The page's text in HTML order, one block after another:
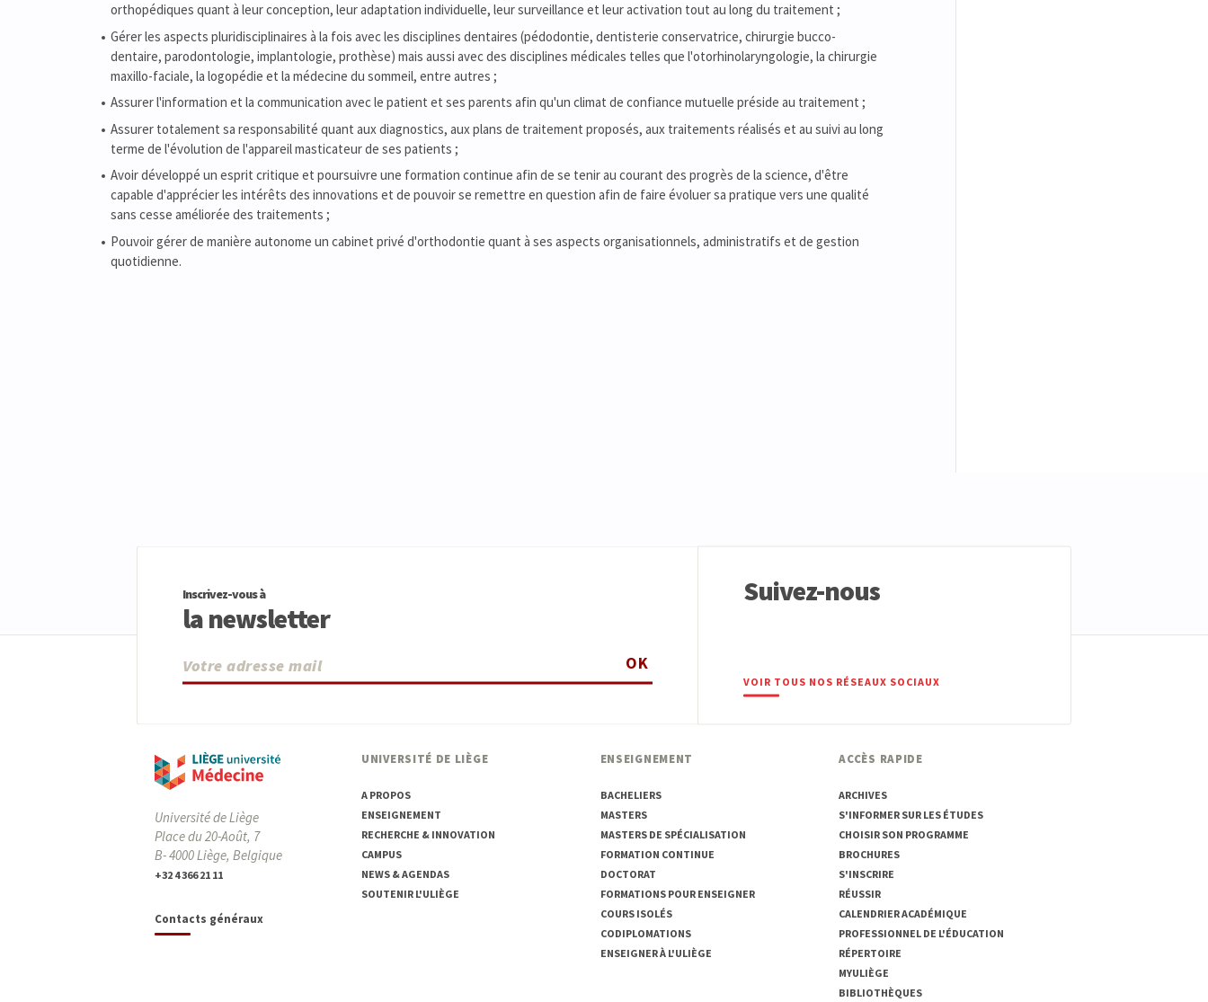
orthopédiques quant à leur conception, leur adaptation individuelle, leur surveillance et leur activation tout au long du traitement ;
Gérer les aspects pluridisciplinaires à la fois avec les disciplines dentaires (pédodontie, dentisterie conservatrice, chirurgie bucco-
dentaire, parodontologie, implantologie, prothèse) mais aussi avec des disciplines médicales telles que l'otorhinolaryngologie, la chirurgie
maxillo-faciale, la logopédie et la médecine du sommeil, entre autres ;
Assurer l'information et la communication avec le patient et ses parents afin qu'un climat de confiance mutuelle préside au traitement ;
Assurer totalement sa responsabilité quant aux diagnostics, aux plans de traitement proposés, aux traitements réalisés et au suivi au long
terme de l'évolution de l'appareil masticateur de ses patients ;
Avoir développé un esprit critique et poursuivre une formation continue afin de se tenir au courant des progrès de la science, d'être
capable d'apprécier les intérêts des innovations et de pouvoir se remettre en question afin de faire évoluer sa pratique vers une qualité
sans cesse améliorée des traitements ;
Pouvoir gérer de manière autonome un cabinet privé d'orthodontie quant à ses aspects organisationnels, administratifs et de gestion
quotidienne.
Inscrivez-vous à
la newsletter
OK
Suivez-nous
VOIR TOUS NOS RÉSEAUX SOCIAUX
Université de Liège
Place du 20-Août, 7
B- 4000 Liège, Belgique
+32 4 366 21 11
Contacts généraux
UNIVERSITÉ DE LIÈGE
A PROPOS
ENSEIGNEMENT
RECHERCHE & INNOVATION
CAMPUS
NEWS & AGENDAS
SOUTENIR L'ULIÈGE
ENSEIGNEMENT
BACHELIERS
MASTERS
MASTERS DE SPÉCIALISATION
FORMATION CONTINUE
DOCTORAT
FORMATIONS POUR ENSEIGNER
COURS ISOLÉS
CODIPLOMATIONS
ENSEIGNER À L'ULIÈGE
ACCÈS RAPIDE
ARCHIVES
S'INFORMER SUR LES ÉTUDES
CHOISIR SON PROGRAMME
BROCHURES
S'INSCRIRE
RÉUSSIR
CALENDRIER ACADÉMIQUE
PROFESSIONNEL DE L'ÉDUCATION
RÉPERTOIRE
MYULIÈGE
BIBLIOTHÈQUES